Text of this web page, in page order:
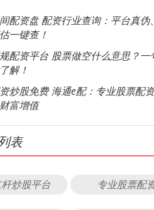
配资盘 配资行业查询：平台真伪
一键查！
平台 股票做空什么意思？一句话带
解！
炒股免费 海通e配：专业股票配
富增值
表
炒股平台 专业股票配